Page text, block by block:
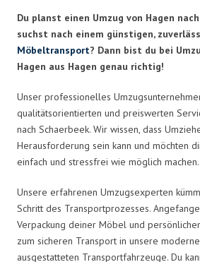
Du planst einen Umzug von Hagen
suchst nach einem günstigen,
Möbeltransport? Dann bist du bei
Hagen aus Hagen genau richtig!
Unser professionelles
qualitätsorientierten und preiswerten
nach Schaerbeek. Wir wissen, dass
Herausforderung sein kann und möchten
einfach und stressfrei wie möglich machen.
Unsere erfahrenen Umzugsexperten
Schritt des Transportprozesses.
Verpackung deiner Möbel und
zum sicheren Transport in unsere
ausgestatteten Transportfahrzeuge. Du